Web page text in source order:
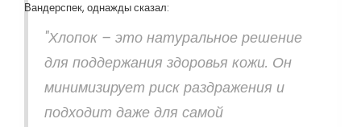
Вандерспек, однажды сказал:
"Хлопок – это натуральное решение
для поддержания здоровья кожи. Он
минимизирует риск раздражения и
подходит даже для самой